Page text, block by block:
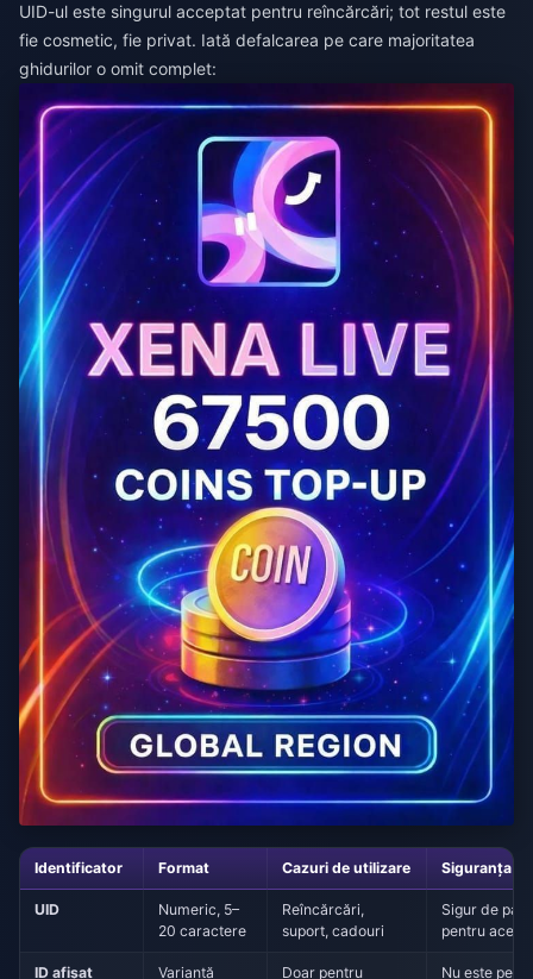
UID-ul este singurul acceptat pentru reîncărcări; tot restul este
fie cosmetic, fie privat. Iată defalcarea pe care majoritatea
ghidurilor o omit complet:
Identificator Format Cazuri de utilizare Siguranța
UID
Numeric, 5–
20 caractere
Reîncărcări,
suport, cadouri
Sigur de
pentru
ID afișat Variantă Doar pentru Nu este